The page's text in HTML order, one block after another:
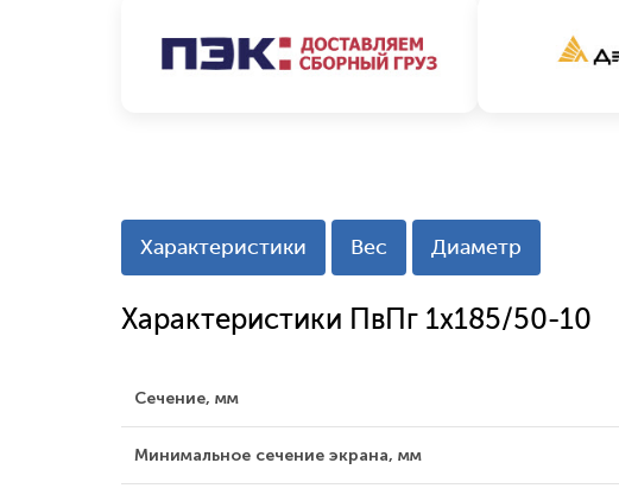
Характеристики Вес Диаметр
Характеристики ПвПг 1x185/50-10
Сечение, мм
Минимальное сечение экрана, мм